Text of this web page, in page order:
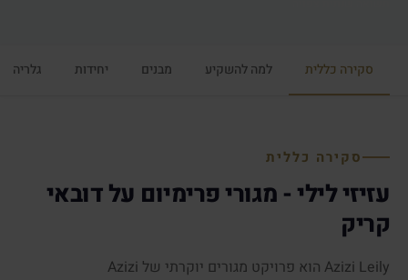
סקירה כללית למה להשקיע מבנים יחידות גלריה
סקירה כללית
עזיזי לילי - מגורי פרימיום על דובאי
קריק
Azizi Leily הוא פרויקט מגורים יוקרתי של Azizi